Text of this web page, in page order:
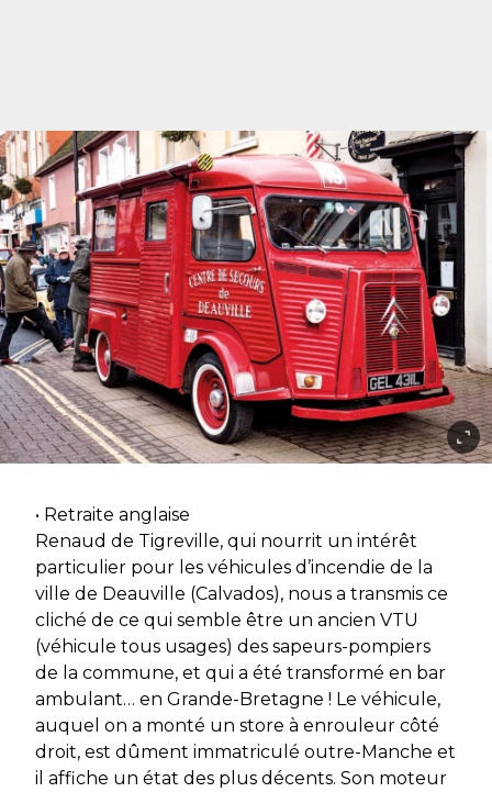
• Retraite anglaise
Renaud de Tigreville, qui nourrit un intérêt
particulier pour les véhicules d’incendie de la
ville de Deauville (Calvados), nous a transmis ce
cliché de ce qui semble être un ancien VTU
(véhicule tous usages) des sapeurs-pompiers
de la commune, et qui a été transformé en bar
ambulant… en Grande-Bretagne ! Le véhicule,
auquel on a monté un store à enrouleur côté
droit, est dûment immatriculé outre-Manche et
il affiche un état des plus décents. Son moteur